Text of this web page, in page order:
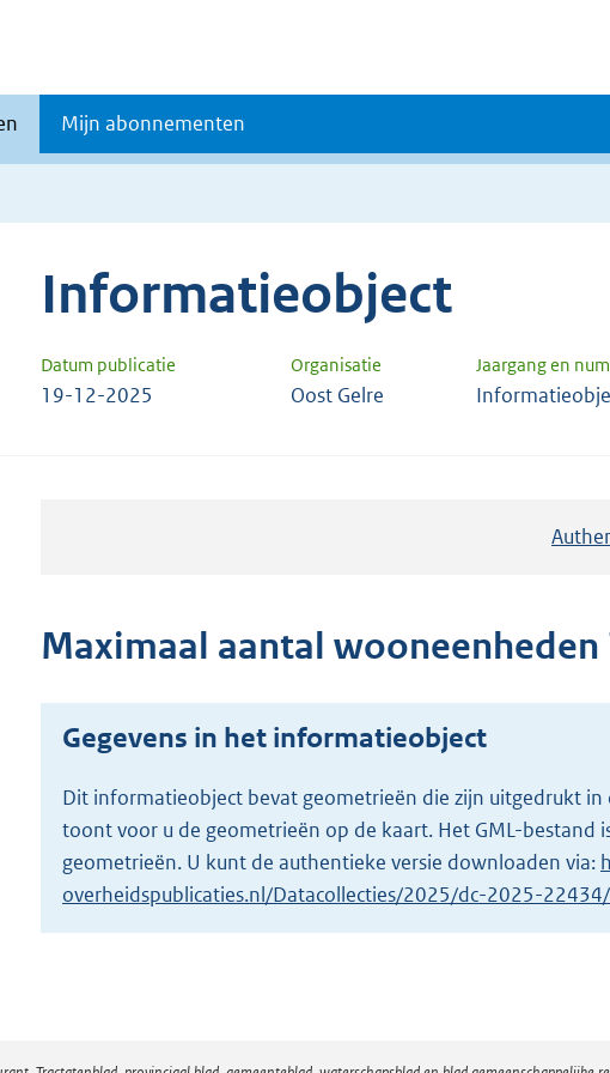
Mijn abonnementen
Informatieobject
Datum publicatie Organisatie Jaargang en
19-12-2025 Oost Gelre
Maximaal aantal wooneenheden
Gegevens in het informatieobject
Dit informatieobject bevat geometrieën die zijn uitgedrukt in
toont voor u de geometrieën op de kaart. Het GML-bestand
geometrieën. U kunt de authentieke versie downloaden via:
overheidspublicaties.nl/Datacollecties/2025/dc-2025-